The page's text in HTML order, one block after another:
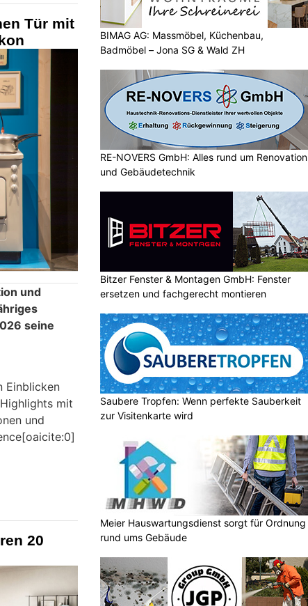
Tür mit
und
seine
Einblicken
mit
und
20
BIMAG AG: Massmöbel, Küchenbau,
Badmöbel – Jona SG & Wald ZH
RE-NOVERS GmbH: Alles rund um Renovation
und Gebäudetechnik
Bitzer Fenster & Montagen GmbH: Fenster
ersetzen und fachgerecht montieren
Saubere Tropfen: Wenn perfekte Sauberkeit
zur Visitenkarte wird
Meier Hauswartungsdienst sorgt für Ordnung
rund ums Gebäude